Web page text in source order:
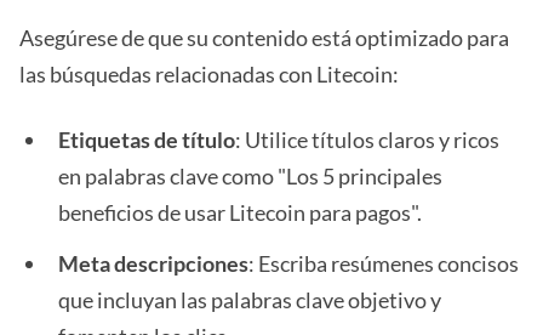
Asegúrese de que su contenido está optimizado para
las búsquedas relacionadas con Litecoin:
Etiquetas de título: Utilice títulos claros y ricos
en palabras clave como "Los 5 principales
beneficios de usar Litecoin para pagos".
Meta descripciones: Escriba resúmenes concisos
que incluyan las palabras clave objetivo y